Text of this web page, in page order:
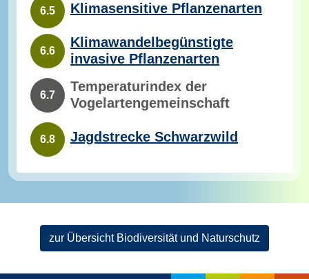
6.5 Klimasensitive Pflanzenarten
6.6
Klimawandelbegünstigte
invasive Pflanzenarten
6.7
Temperaturindex der
Vogelartengemeinschaft
6.8 Jagdstrecke Schwarzwild
zur Übersicht Biodiversität und Naturschutz